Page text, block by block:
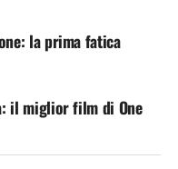
la prima fatica
il miglior film di One